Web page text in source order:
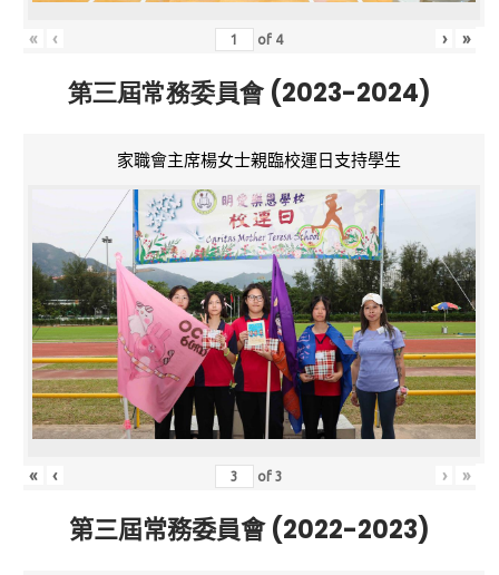
« ‹ of 4 › »
第三屆常務委員會 (2023-2024)
家職會主席楊女士親臨校運日支持學生
« ‹ of3 › »
第三屆常務委員會 (2022-2023)